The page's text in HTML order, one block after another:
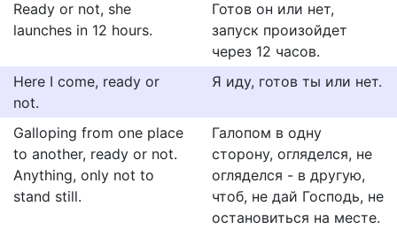
Ready or not, she
launches in 12 hours.
Готов он или нет,
запуск произойдет
через 12 часов.
Here I come, ready or
not.
Я иду, готов ты или нет.
Galloping from one place
to another, ready or not.
Anything, only not to
stand still.
Галопом в одну
сторону, огляделся, не
огляделся - в другую,
чтоб, не дай Господь, не
остановиться на месте.